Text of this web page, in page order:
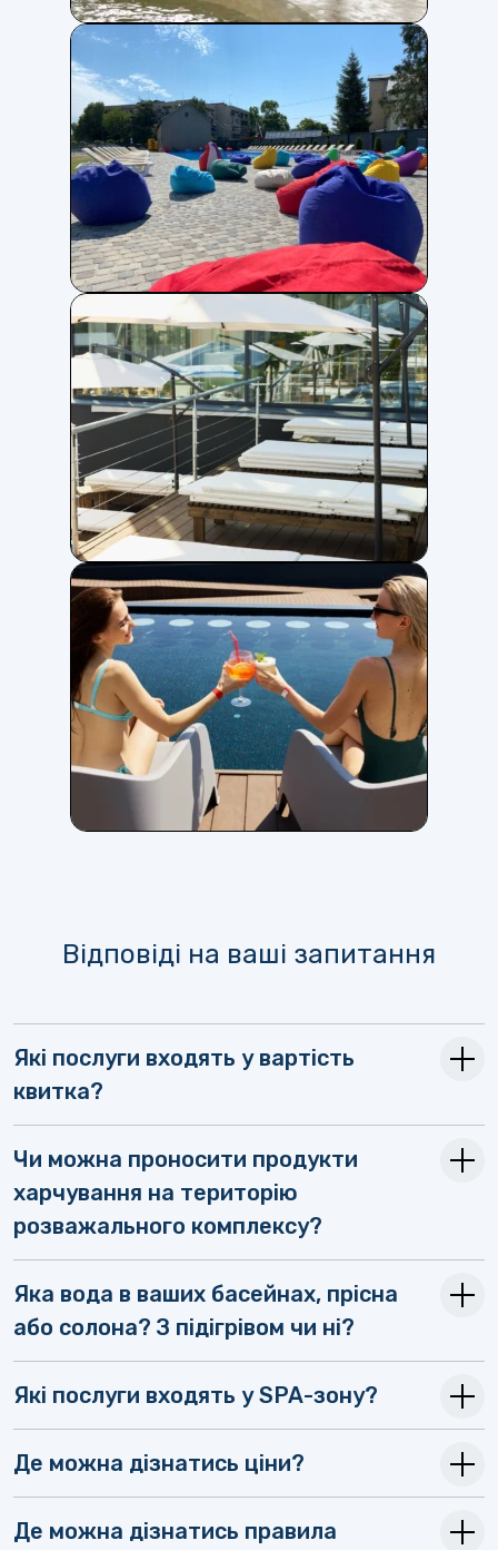
Відповіді на ваші запитання
Які послуги входять у вартість
квитка?
Чи можна проносити продукти
харчування на територію
розважального комплексу?
Яка вода в ваших басейнах, прісна
або солона? З підігрівом чи ні?
Які послуги входять у SPA-зону?
Де можна дізнатись ціни?
Де можна дізнатись правила